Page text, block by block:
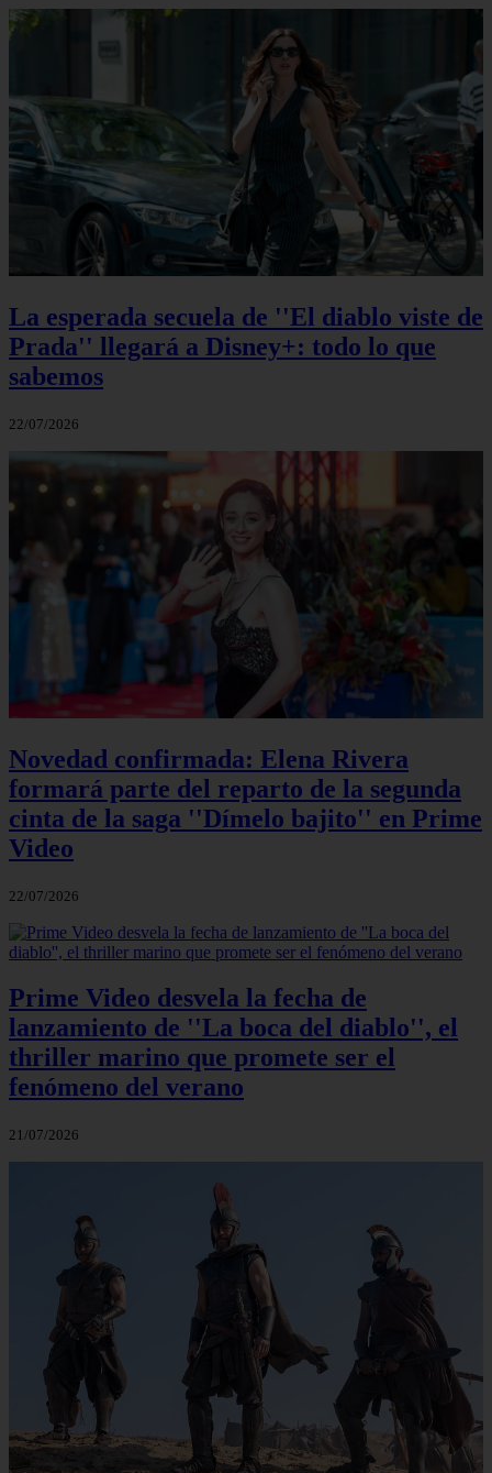
La esperada secuela de ''El diablo viste de
Prada'' llegará a Disney+: todo lo que
sabemos
22/07/2026
Novedad confirmada: Elena Rivera
formará parte del reparto de la segunda
cinta de la saga ''Dímelo bajito'' en Prime
Video
22/07/2026
Prime Video desvela la fecha de
lanzamiento de ''La boca del diablo'', el
thriller marino que promete ser el
fenómeno del verano
21/07/2026